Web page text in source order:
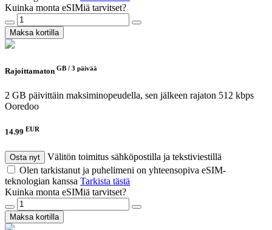
Kuinka monta eSIMiä tarvitset?
Maksa kortilla
Rajoittamaton GB / 3 päivää
2 GB päivittäin maksiminopeudella, sen jälkeen rajaton 512 kbps
Ooredoo
14.99 EUR
Osta nyt
Välitön toimitus sähköpostilla ja tekstiviestillä
Olen tarkistanut ja puhelimeni on yhteensopiva eSIM-
teknologian kanssa Tarkista tästä
Kuinka monta eSIMiä tarvitset?
Maksa kortilla